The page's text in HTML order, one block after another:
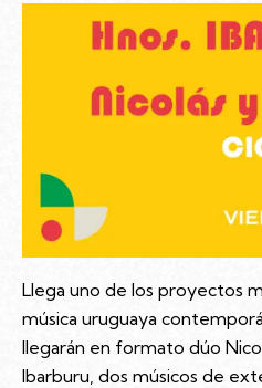
Llega uno de los proyectos
música uruguaya
llegarán en formato dúo
Ibarburu, dos músicos de